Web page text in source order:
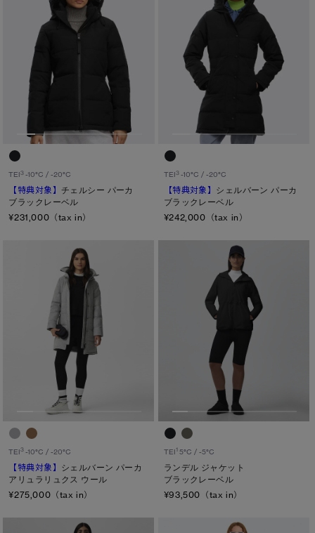
日本限定モデル
スノーグース
メイドインジャパンTシャツ
日本限定モデル
スノーグース
メイドインジャパンTシャツ
詳しく見る
下取り申請
※カテゴリを表示するにはジェンダーにチェックをお入れください
ジェンダー
メンズ
ウィメンズ
キッズ
カテゴリ
ディスク
ブラック ディスク
クラシック ディスク
ホワイト ディスク
ト―ナル ディスク
PBI ディスク
ディスクなし
TEI１：5℃/-5℃
TEI2：０℃/-１5℃
TEI3：-10℃/-20℃
TEI4：-15℃/-25℃
TEI5：-30℃以下
TEI3 -10°C / -20°C
【特典対象】チェルシー パーカ
ブラックレーベル
¥231,000（tax in）
TEI3-10°C / -20°C
【特典対象】 シェルバーン パーカ
ブラックレーベル
¥242,000（tax in）
TEI3 -10°C / -20°C
【特典対象】 シェルバーン パーカ
アリュラリュクス ウール
¥275,000（tax in）
TEI15°C / -5°C
ランデル ジャケット
ブラックレーベル
¥93,500（tax in）